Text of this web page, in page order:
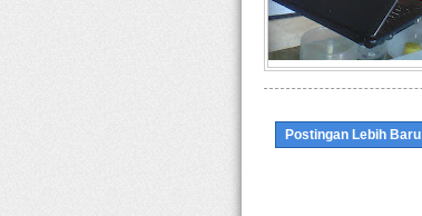
Postingan Lebih Baru